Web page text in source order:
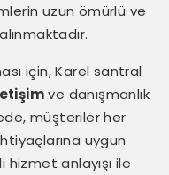
uzun ömürlü ve
için, Karel santral
ve danışmanlık
müşteriler her
uygun
anlayışı ile